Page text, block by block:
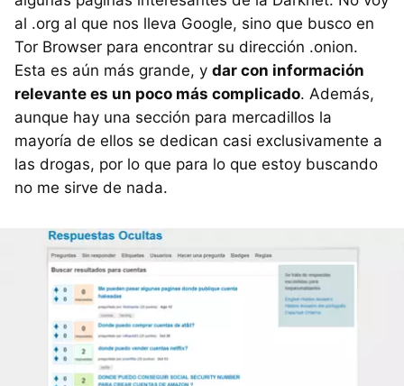
al .org al que nos lleva Google, sino que busco en
Tor Browser para encontrar su dirección .onion.
Esta es aún más grande, y dar con información
relevante es un poco más complicado. Además,
aunque hay una sección para mercadillos la
mayoría de ellos se dedican casi exclusivamente a
las drogas, por lo que para lo que estoy buscando
no me sirve de nada.